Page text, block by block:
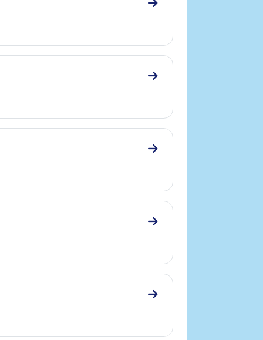
Zum Abschnitt 4.4
Zum Abschnitt 4.5
Zum Abschnitt 4.6
Zum Abschnitt 4.7 IPP
Zum Abschnitt 4.8